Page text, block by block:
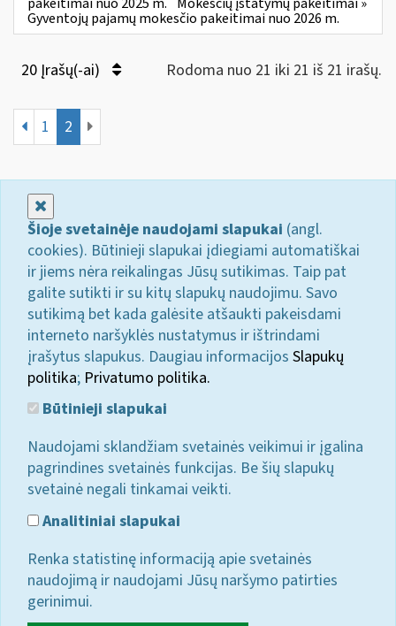
Gyventojų pajamų mokesčio pakeitimai nuo 2026 m.
20 Įrašų(-ai) Rodoma nuo 21 iki 21 iš 21 irašų.
1 2
Šioje svetainėje naudojami slapukai (angl.
cookies). Būtinieji slapukai įdiegiami automatiškai
ir jiems nėra reikalingas Jūsų sutikimas. Taip pat
galite sutikti ir su kitų slapukų naudojimu. Savo
sutikimą bet kada galėsite atšaukti pakeisdami
interneto naršyklės nustatymus ir ištrindami
įrašytus slapukus. Daugiau informacijos Slapukų
politika; Privatumo politika.
Būtinieji slapukai
Naudojami sklandžiam svetainės veikimui ir įgalina
pagrindines svetainės funkcijas. Be šių slapukų
svetainė negali tinkamai veikti.
Analitiniai slapukai
Renka statistinę informaciją apie svetainės
naudojimą ir naudojami Jūsų naršymo patirties
gerinimui.